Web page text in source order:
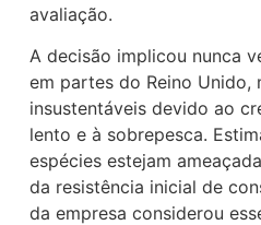
avaliação.
A decisão implicou nunca
em partes do Reino Unido,
insustentáveis devido ao
lento e à sobrepesca.
espécies estejam
da resistência inicial de
da empresa considerou